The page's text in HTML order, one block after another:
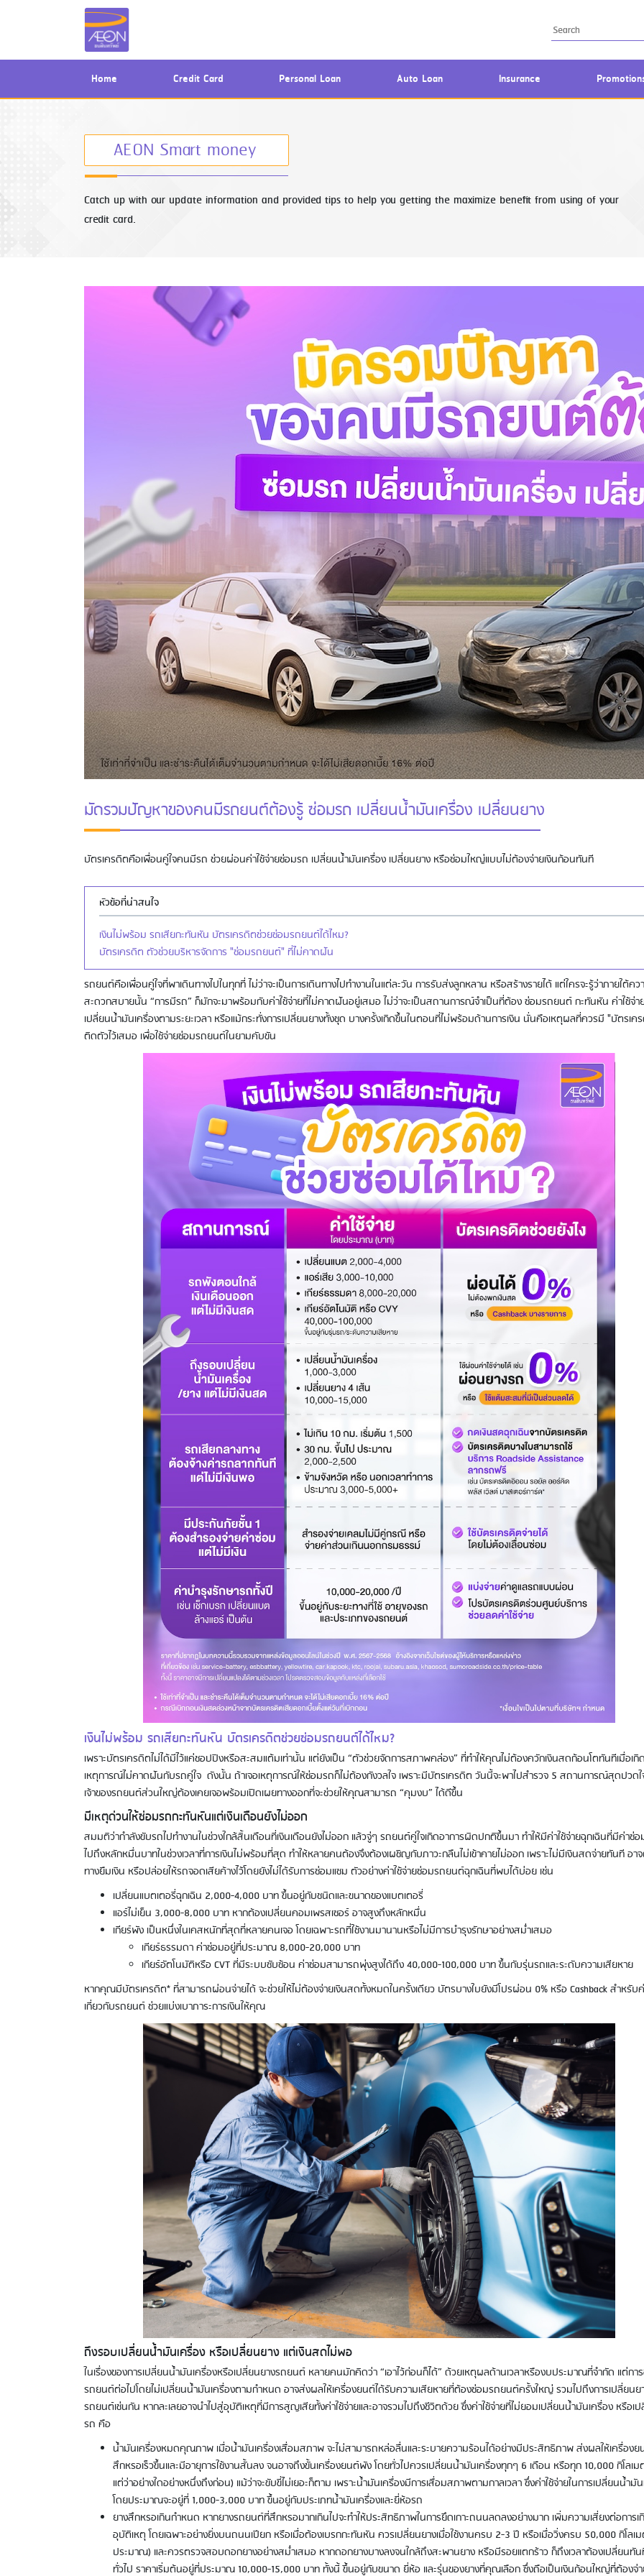
Home Credit Card Personal Loan Auto Loan Insurance
AEON Smart money
Catch up with our update information and provided tips to help you getting the maximize benefit from using of your
credit card.
มัดรวมปัญหาของคนมีรถยนต์ต้องรู้ ซ่อมรถ เปลี่ยนน้ำมันเครื่อง เปลี่ยนยาง
บัตรเครดิตคือเพื่อนคู่ใจคนมีรถ ช่วยผ่อนค่าใช้จ่ายซ่อมรถ เปลี่ยนน้ำมันเครื่อง เปลี่ยนยาง หรือซ่อมใหญ่แบบไม่ต้องจ่ายเงินก้อนทันที
หัวข้อที่น่าสนใจ
เงินไม่พร้อม รถเสียกะทันหัน บัตรเครดิตช่วยซ่อมรถยนต์ได้ไหม?
บัตรเครดิต ตัวช่วยบริหารจัดการ "ซ่อมรถยนต์" ที่ไม่คาดฝัน
รถยนต์คือเพื่อนคู่ใจที่พาเดินทางไปในทุกที่ ไม่ว่าจะเป็นการเดินทางไปทำงานในแต่ละวัน การรับส่งลูกหลาน หรือสร้างรายได้ แต่ใครจะรู้ว่าภายใต้คว
สะดวกสบายนั้น “การมีรถ” ก็มักจะมาพร้อมกับค่าใช้จ่ายที่ไม่คาดฝันอยู่เสมอ ไม่ว่าจะเป็นสถานการณ์จำเป็นที่ต้อง ซ่อมรถยนต์ กะทันหัน ค่าใช้จ่า
เปลี่ยนน้ำมันเครื่องตามระยะเวลา หรือแม้กระทั่งการเปลี่ยนยางทั้งชุด บางครั้งเกิดขึ้นในตอนที่ไม่พร้อมด้านการเงิน นั่นคือเหตุผลที่ควรมี "บัตรเค
ติดตัวไว้เสมอ เพื่อใช้จ่ายซ่อมรถยนต์ในยามคับขัน
เงินไม่พร้อม รถเสียกะทันหัน บัตรเครดิตช่วยซ่อมรถยนต์ได้ไหม?
เพราะบัตรเครดิตไม่ได้มีไว้แค่ชอปปิงหรือสะสมแต้มเท่านั้น แต่ยังเป็น “ตัวช่วยจัดการสภาพคล่อง” ที่ทำให้คุณไม่ต้องควักเงินสดก้อนโตทันทีเมื่อเกิด
เหตุการณ์ไม่คาดฝันกับรถคู่ใจ ดังนั้น ถ้าเจอเหตุการณ์ให้ซ่อมรถก็ไม่ต้องกังวลใจ เพราะมีบัตรเครดิต วันนี้จะพาไปสำรวจ 5 สถานการณ์สุดปวด
เจ้าของรถยนต์ส่วนใหญ่ต้องเคยเจอพร้อมเปิดเผยทางออกที่จะช่วยให้คุณสามารถ “คุมงบ” ได้ดีขึ้น
มีเหตุด่วนให้ซ่อมรถกะทันหันแต่เงินเดือนยังไม่ออก
สมมติว่ากำลังขับรถไปทำงานในช่วงใกล้สิ้นเดือนที่เงินเดือนยังไม่ออก แล้วจู่ๆ รถยนต์คู่ใจเกิดอาการผิดปกติขึ้นมา ทำให้มีค่าใช้จ่ายฉุกเฉินที่มีค่าซ่
ไปถึงหลักหมื่นบาทในช่วงเวลาที่การเงินไม่พร้อมที่สุด ทำให้หลายคนต้องจึงต้องเผชิญกับภาวะกลืนไม่เข้าคายไม่ออก เพราะไม่มีเงินสดจ่ายทันที อา
ทางยืมเงิน หรือปล่อยให้รถจอดเสียค้างไว้โดยยังไม่ได้รับการซ่อมแซม ตัวอย่างค่าใช้จ่ายซ่อมรถยนต์ฉุกเฉินที่พบได้บ่อย เช่น
เปลี่ยนแบตเตอรี่ฉุกเฉิน 2,000-4,000 บาท ขึ้นอยู่กับชนิดและขนาดของแบตเตอรี่
แอร์ไม่เย็น 3,000-8,000 บาท หากต้องเปลี่ยนคอมเพรสเซอร์ อาจสูงถึงหลักหมื่น
เกียร์พัง เป็นหนึ่งในเคสหนักที่สุดที่หลายคนเจอ โดยเฉพาะรถที่ใช้งานมานานหรือไม่มีการบำรุงรักษาอย่างสม่ำเสมอ
เกียร์ธรรมดา ค่าซ่อมอยู่ที่ประมาณ 8,000-20,000 บาท
เกียร์อัตโนมัติหรือ CVT ที่มีระบบซับซ้อน ค่าซ่อมสามารถพุ่งสูงได้ถึง 40,000-100,000 บาท ขึ้นกับรุ่นรถและระดับความเสียหาย
หากคุณมีบัตรเครดิต* ที่สามารถผ่อนจ่ายได้ จะช่วยให้ไม่ต้องจ่ายเงินสดทั้งหมดในครั้งเดียว บัตรบางใบยังมีโปรผ่อน 0% หรือ Cashback สำหรับค่
เกี่ยวกับรถยนต์ ช่วยแบ่งเบาภาระการเงินให้คุณ
ถึงรอบเปลี่ยนน้ำมันเครื่อง หรือเปลี่ยนยาง แต่เงินสดไม่พอ
ในเรื่องของการเปลี่ยนน้ำมันเครื่องหรือเปลี่ยนยางรถยนต์ หลายคนมักคิดว่า “เอาไว้ก่อนก็ได้” ด้วยเหตุผลด้านเวลาหรืองบประมาณที่จำกัด แต่กา
รถยนต์ต่อไปโดยไม่เปลี่ยนน้ำมันเครื่องตามกำหนด อาจส่งผลให้เครื่องยนต์ได้รับความเสียหายที่ต้องซ่อมรถยนต์ครั้งใหญ่ รวมไปถึงการเปลี่ยนย
รถยนต์เช่นกัน หากละเลยอาจนำไปสู่อุบัติเหตุที่มีการสูญเสียทั้งค่าใช้จ่ายและอาจรวมไปถึงชีวิตด้วย ซึ่งค่าใช้จ่ายที่ไม่ยอมเปลี่ยนน้ำมันเครื่อง หรือเ
รถ คือ
น้ำมันเครื่องหมดคุณภาพ เมื่อน้ำมันเครื่องเสื่อมสภาพ จะไม่สามารถหล่อลื่นและระบายความร้อนได้อย่างมีประสิทธิภาพ ส่งผลให้เครื่อง
สึกหรอเร็วขึ้นและมีอายุการใช้งานสั้นลง จนอาจถึงขั้นเครื่องยนต์พัง โดยทั่วไปควรเปลี่ยนน้ำมันเครื่องทุกๆ 6 เดือน หรือทุก 10,000 กิโลเม
แต่ว่าอย่างใดอย่างหนึ่งถึงก่อน) แม้ว่าจะขับขี่ไม่เยอะก็ตาม เพราะน้ำมันเครื่องมีการเสื่อมสภาพตามกาลเวลา ซึ่งค่าใช้จ่ายในการเปลี่ยนน้ำมั
โดยประมาณจะอยู่ที่ 1,000-3,000 บาท ขึ้นอยู่กับประเภทน้ำมันเครื่องและยี่ห้อรถ
ยางสึกหรอเกินกำหนด หากยางรถยนต์ที่สึกหรอมากเกินไปจะทำให้ประสิทธิภาพในการยึดเกาะถนนลดลงอย่างมาก เพิ่มความเสี่ยงต่อการเ
อุบัติเหตุ โดยเฉพาะอย่างยิ่งบนถนนเปียก หรือเมื่อต้องเบรกกะทันหัน ควรเปลี่ยนยางเมื่อใช้งานครบ 2-3 ปี หรือเมื่อวิ่งครบ 50,000 กิโลเ
ประมาณ) และควรตรวจสอบดอกยางอย่างสม่ำเสมอ หากดอกยางบางลงจนใกล้ถึงสะพานยาง หรือมีรอยแตกร้าว ก็ถึงเวลาต้องเปลี่ยนทั
ทั่วไป ราคาเริ่มต้นอยู่ที่ประมาณ 10,000-15,000 บาท ทั้งนี้ ขึ้นอยู่กับขนาด ยี่ห้อ และรุ่นของยางที่คุณเลือก ซึ่งถือเป็นเงินก้อนใหญ่ที่ต้องจ่